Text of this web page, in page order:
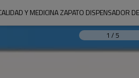
Y MEDICINA ZAPATO DISPENSADOR
1 / 5